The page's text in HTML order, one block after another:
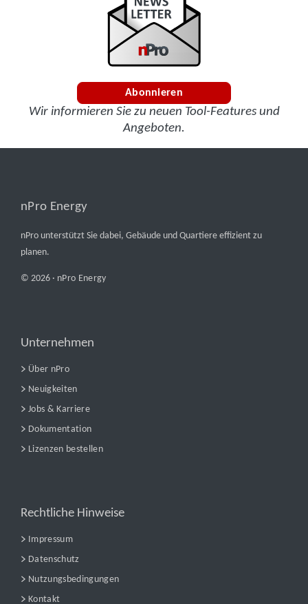
Abonnieren
Wir informieren Sie zu neuen Tool-Features und
Angeboten.
nPro Energy
nPro unterstützt Sie dabei, Gebäude und Quartiere effizient zu
planen.
© 2026 · nPro Energy
Unternehmen
Über nPro
Neuigkeiten
Jobs & Karriere
Dokumentation
Lizenzen bestellen
Rechtliche Hinweise
Impressum
Datenschutz
Nutzungsbedingungen
Kontakt